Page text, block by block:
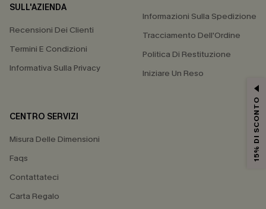
SULL'AZIENDA
Recensioni Dei Clienti
Termini E Condizioni
Informativa Sulla Privacy
Informazioni Sulla Spedizione
Tracciamento Dell'Ordine
Politica Di Restituzione
Iniziare Un Reso
CENTRO SERVIZI
Misura Delle Dimensioni
Faqs
Contattateci
Carta Regalo
15% DI SCONTO